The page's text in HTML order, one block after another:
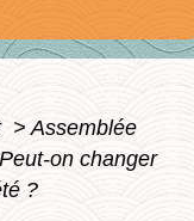
> Assemblée
Peut-on changer
?